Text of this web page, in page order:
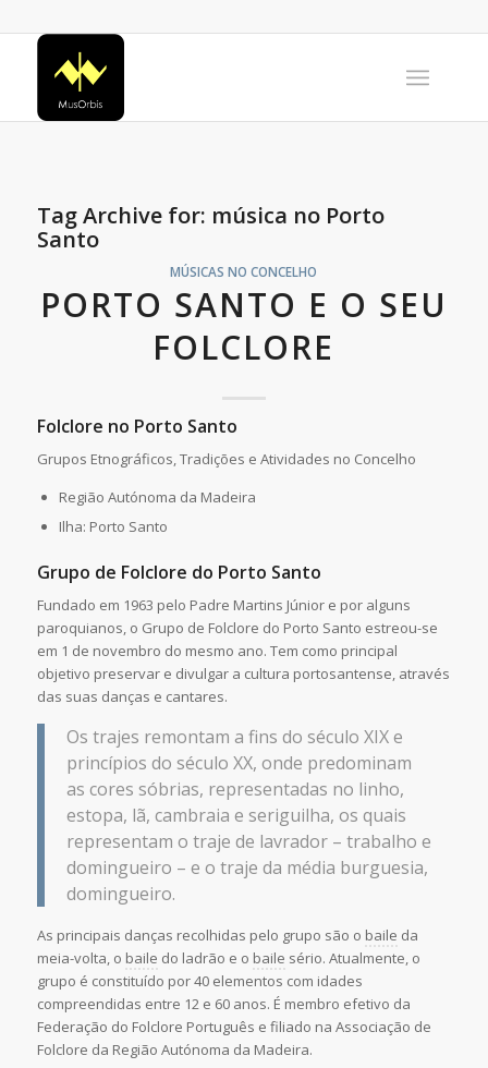
Tag Archive for: música no Porto
Santo
MÚSICAS NO CONCELHO
PORTO SANTO E O SEU
FOLCLORE
Folclore no Porto Santo
Grupos Etnográficos, Tradições e Atividades no Concelho
Região Autónoma da Madeira
Ilha: Porto Santo
Grupo de Folclore do Porto Santo
Fundado em 1963 pelo Padre Martins Júnior e por alguns
paroquianos, o Grupo de Folclore do Porto Santo estreou-se
em 1 de novembro do mesmo ano. Tem como principal
objetivo preservar e divulgar a cultura portosantense, através
das suas danças e cantares.
Os trajes remontam a fins do século XIX e
princípios do século XX, onde predominam
as cores sóbrias, representadas no linho,
estopa, lã, cambraia e seriguilha, os quais
representam o traje de lavrador – trabalho e
domingueiro – e o traje da média burguesia,
domingueiro.
As principais danças recolhidas pelo grupo são o baile da
meia-volta, o baile do ladrão e o baile sério. Atualmente, o
grupo é constituído por 40 elementos com idades
compreendidas entre 12 e 60 anos. É membro efetivo da
Federação do Folclore Português e filiado na Associação de
Folclore da Região Autónoma da Madeira.